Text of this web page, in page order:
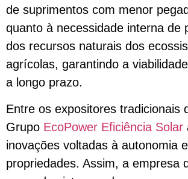
de suprimentos com menor
quanto à necessidade interna de
dos recursos naturais dos
agrícolas, garantindo a
a longo prazo.
Entre os expositores tradicionais
Grupo EcoPower Eficiência Solar
inovações voltadas à autonomia
propriedades. Assim, a empresa